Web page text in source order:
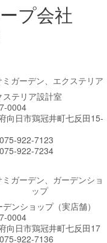
プ会社
ステリア設計室
0004
向日市鶏冠井町七反田15-
922-7123
922-7234
ンショップ（実店舗）
0004
向日市鶏冠井町七反田17
922-7136